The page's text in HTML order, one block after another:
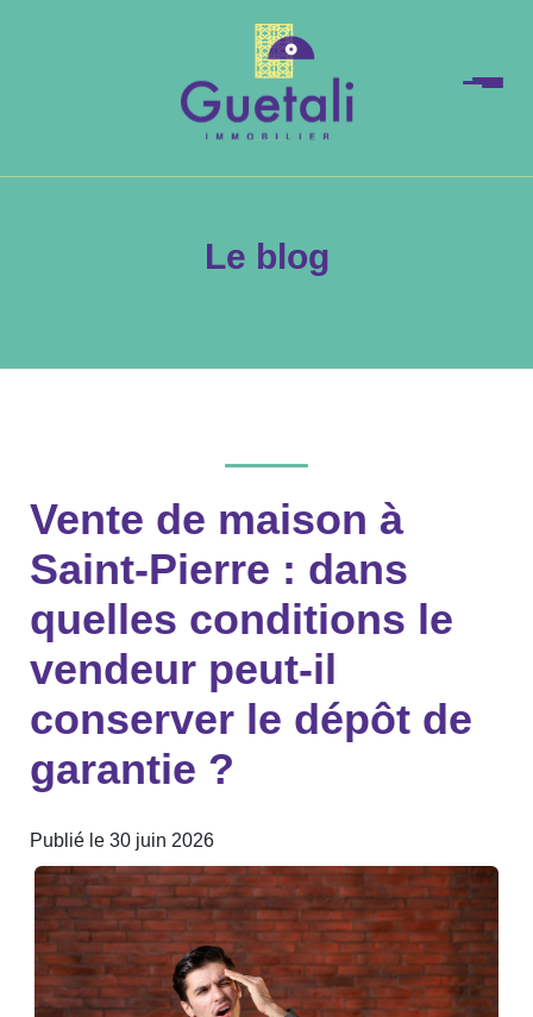
Le blog
Vente de maison à
Saint-Pierre : dans
quelles conditions le
vendeur peut-il
conserver le dépôt de
garantie ?
Publié le 30 juin 2026